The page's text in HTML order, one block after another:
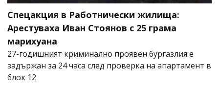
Спецакция в Работнически жилища:
Арестуваха Иван Стоянов с 25 грама
марихуана
27-годишният криминално проявен бургазлия е
задържан за 24 часа след проверка на апартамент в
блок 12